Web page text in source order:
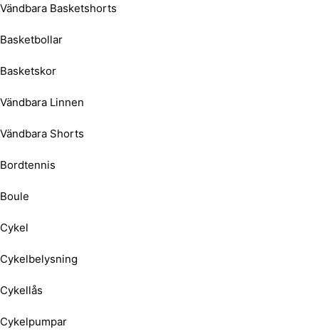
Vändbara Basketshorts
Basketbollar
Basketskor
Vändbara Linnen
Vändbara Shorts
Bordtennis
Boule
Cykel
Cykelbelysning
Cykellås
Cykelpumpar